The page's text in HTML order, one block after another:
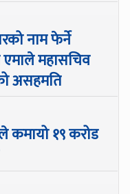
नाम फेर्ने
एमाले महासचिव
असहमति
ले कमायो १९ करोड